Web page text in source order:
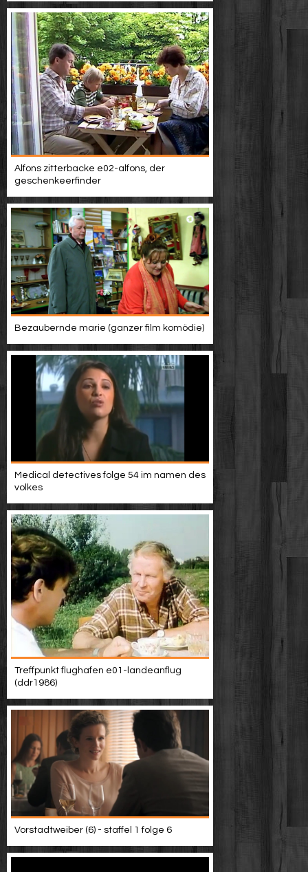
Alfons zitterbacke e02-alfons, der
geschenkeerfinder
Bezaubernde marie (ganzer film komödie)
Medical detectives folge 54 im namen des
volkes
Treffpunkt flughafen e01-landeanflug
(ddr1986)
Vorstadtweiber (6) - staffel 1 folge 6